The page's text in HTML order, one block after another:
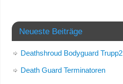
Neueste Beiträge
Deathshroud Bodyguard Trupp2
Death Guard Terminatoren